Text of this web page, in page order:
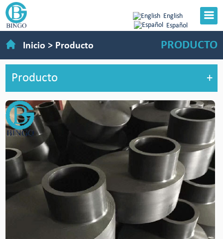
English
Español
Inicio > Producto PRODUCTO
Producto +